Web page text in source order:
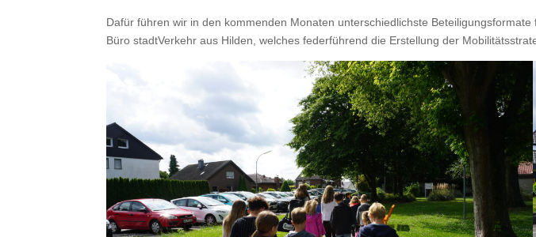
Dafür führen wir in den kom­menden Monat­en unter­schiedlich­ste
Büro stadtVerkehr aus Hilden, welch­es fed­er­führend die Erstel­lung der